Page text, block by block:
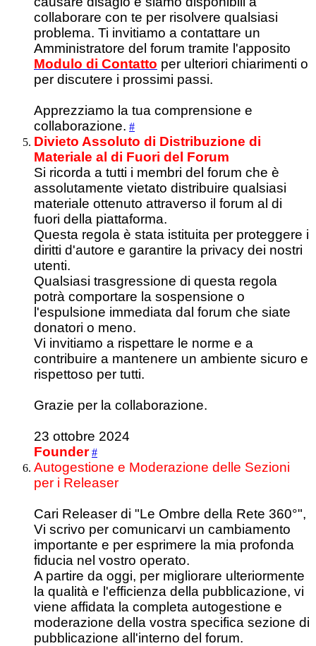
collaborare con te per risolvere qualsiasi
problema. Ti invitiamo a contattare un
Amministratore del forum tramite l'apposito
Modulo di Contatto per ulteriori chiarimenti o
per discutere i prossimi passi.
Apprezziamo la tua comprensione e
collaborazione. #
Divieto Assoluto di Distribuzione di
Materiale al di Fuori del Forum
Si ricorda a tutti i membri del forum che è
assolutamente vietato distribuire qualsiasi
materiale ottenuto attraverso il forum al di
fuori della piattaforma.
Questa regola è stata istituita per proteggere i
diritti d'autore e garantire la privacy dei nostri
utenti.
Qualsiasi trasgressione di questa regola
potrà comportare la sospensione o
l'espulsione immediata dal forum che siate
donatori o meno.
Vi invitiamo a rispettare le norme e a
contribuire a mantenere un ambiente sicuro e
rispettoso per tutti.
Grazie per la collaborazione.
23 ottobre 2024
Founder #
Autogestione e Moderazione delle Sezioni
per i Releaser
Cari Releaser di "Le Ombre della Rete 360°",
Vi scrivo per comunicarvi un cambiamento
importante e per esprimere la mia profonda
fiducia nel vostro operato.
A partire da oggi, per migliorare ulteriormente
la qualità e l'efficienza della pubblicazione, vi
viene affidata la completa autogestione e
moderazione della vostra specifica sezione di
pubblicazione all'interno del forum.